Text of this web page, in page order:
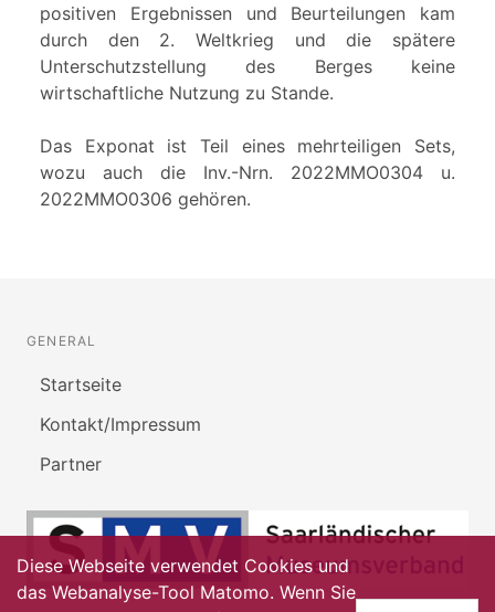
positiven Ergebnissen und Beurteilungen kam
durch den 2. Weltkrieg und die spätere
Unterschutzstellung des Berges keine
wirtschaftliche Nutzung zu Stande.
Das Exponat ist Teil eines mehrteiligen Sets,
wozu auch die Inv.-Nrn. 2022MMO0304 u.
2022MMO0306 gehören.
GENERAL
Startseite
Kontakt/Impressum
Partner
Diese Webseite verwendet Cookies und
das Webanalyse-Tool Matomo. Wenn Sie